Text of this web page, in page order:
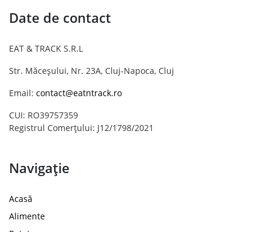
Date de contact
EAT & TRACK S.R.L
Str. Măceșului, Nr. 23A, Cluj-Napoca, Cluj
Email: contact@eatntrack.ro
CUI: RO39757359
Registrul Comerțului: J12/1798/2021
Navigație
Acasă
Alimente